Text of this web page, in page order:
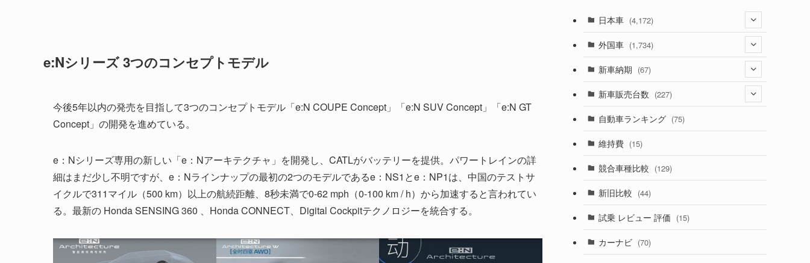
e:Nシリーズ 3つのコンセプトモデル
今後5年以内の発売を目指して3つのコンセプトモデル「e:N COUPE Concept」「e:N SUV Concept」「e:N GT
Concept」の開発を進めている。
e：Nシリーズ専用の新しい「e：Nアーキテクチャ」を開発し、CATLがバッテリーを提供。パワートレインの詳
細はまだ少し不明ですが、e：Nラインナップの最初の2つのモデルであるe：NS1とe：NP1は、中国のテストサ
イクルで311マイル（500 km）以上の航続距離、8秒未満で0-62 mph（0-100 km / h）から加速すると言われてい
る。最新の Honda SENSING 360 、Honda CONNECT、Digital Cockpitテクノロジーを統合する。
日本車 (4,172)
(1,321)
(329)
(525)
(357)
(328)
(194)
(230)
(253)
外国車 (1,734)
(188)
(242)
(85)
(84)
(14)
(222)
(50)
(58)
新車納期 (67)
(28)
(8)
(3)
(3)
(5)
(1)
新車販売台数 (227)
(21)
(5)
(7)
(5)
自動車ランキング (75)
維持費 (15)
競合車種比較 (129)
新旧比較 (44)
試乗 レビュー 評価 (15)
カーナビ (70)